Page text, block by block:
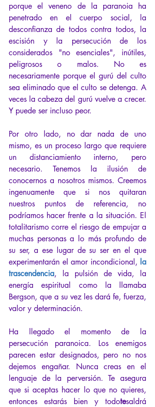
porque el veneno de la paranoia ha
penetrado en el cuerpo social, la
desconfianza de todos contra todos, la
escisión y la persecución de los
considerados "no esenciales", inútiles,
peligrosos o malos. No es
necesariamente porque el gurú del culto
sea eliminado que el culto se detenga. A
veces la cabeza del gurú vuelve a crecer.
Y puede ser incluso peor.
Por otro lado, no dar nada de uno
mismo, es un proceso largo que requiere
un distanciamiento interno, pero
necesario. Tenemos la ilusión de
conocernos a nosotros mismos. Creemos
ingenuamente que si nos quitaran
nuestros puntos de referencia, no
podríamos hacer frente a la situación. El
totalitarismo corre el riesgo de empujar a
muchas personas a lo más profundo de
su ser, a ese lugar de su ser en el que
experimentarán el amor incondicional, la
trascendencia, la pulsión de vida, la
energía espiritual como la llamaba
Bergson, que a su vez les dará fe, fuerza,
valor y determinación.
Ha llegado el momento de la
persecución paranoica. Los enemigos
parecen estar designados, pero no nos
dejemos engañar. Nunca creas en el
lenguaje de la perversión. Te asegura
que si aceptas hacer lo que no quieres,
entonces estarás bien y todotesaldrá